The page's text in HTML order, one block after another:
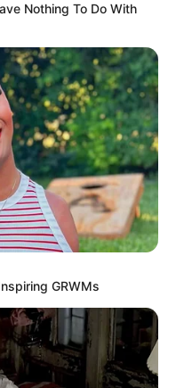
Nothing To Do With
GRWMs